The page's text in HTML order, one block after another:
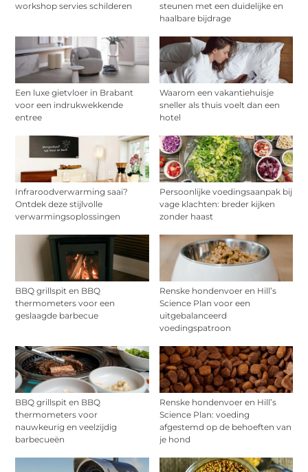
workshop servies schilderen
steunen met een duidelijke en
haalbare bijdrage
Een luxe gietvloer in Brabant
voor een indrukwekkende
entree
Waarom een vakantiehuisje
sneller als thuis voelt dan een
hotel
Infraroodverwarming saai?
Ontdek deze stijlvolle
verwarmingsoplossingen
Persoonlijke voedingsaanpak bij
vage klachten: breder kijken
zonder haast
BBQ grillspit en BBQ
thermometers voor een
geslaagde barbecue
Renske hondenvoer en Hill’s
Science Plan voor een
uitgebalanceerd
voedingspatroon
BBQ grillspit en BBQ
thermometers voor
nauwkeurig en veelzijdig
barbecueën
Renske hondenvoer en Hill’s
Science Plan: voeding
afgestemd op de behoeften van
je hond